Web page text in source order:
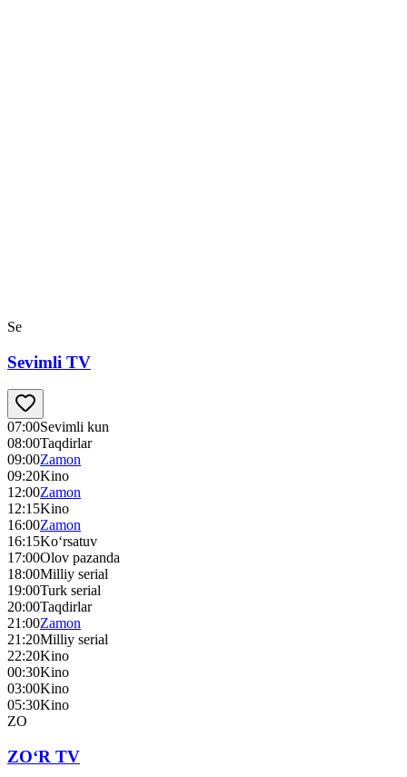
Se
Sevimli TV
07:00Sevimli kun
08:00Taqdirlar
09:00Zamon
09:20Kino
12:00Zamon
12:15Kino
16:00Zamon
16:15Ko‘rsatuv
17:00Olov pazanda
18:00Milliy serial
19:00Turk serial
20:00Taqdirlar
21:00Zamon
21:20Milliy serial
22:20Kino
00:30Kino
03:00Kino
05:30Kino
ZO
ZO‘R TV